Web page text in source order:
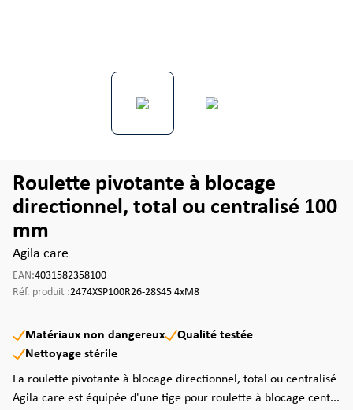
Roulette pivotante à blocage
directionnel, total ou centralisé 100
mm
Agila care
EAN:4031582358100
Réf. produit :2474XSP100R26-28S45 4xM8
Matériaux non dangereux
Qualité testée
Nettoyage stérile
La roulette pivotante à blocage directionnel, total ou centralisé
Agila care est équipée d'une tige pour roulette à blocage cent...